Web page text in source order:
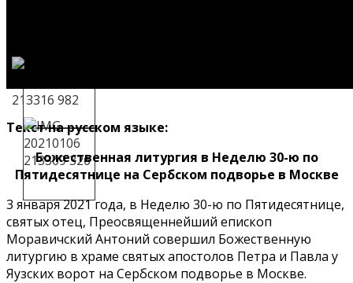
Текст на русском языке:
Божественная литургия в Неделю 30-ю по
Пятидесятнице на Сербском подворье в Москве
3 января 2021 года, в Неделю 30-ю по Пятидесятнице,
святых отец, Преосвященнейший епископ
Моравичский Антоний совершил Божественную
литургию в храме святых апостолов Петра и Павла у
Яузских ворот на Сербском подворье в Москве.